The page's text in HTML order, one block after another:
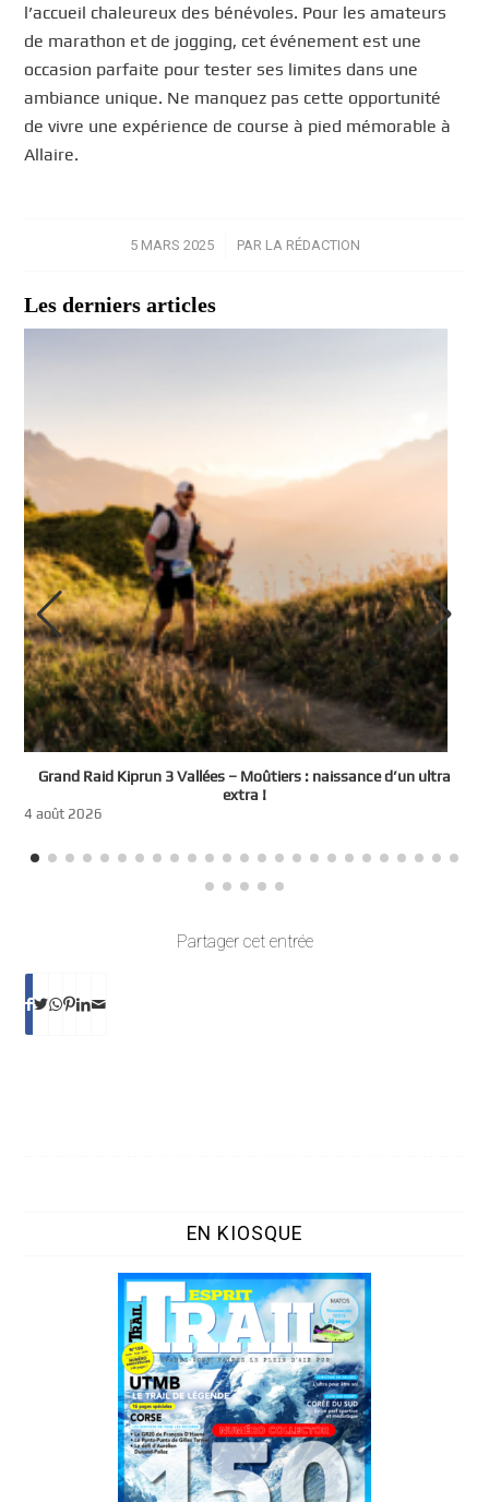
l’accueil chaleureux des bénévoles. Pour les amateurs
de marathon et de jogging, cet événement est une
occasion parfaite pour tester ses limites dans une
ambiance unique. Ne manquez pas cette opportunité
de vivre une expérience de course à pied mémorable à
Allaire.
5 MARS 2025
/ PAR LA RÉDACTION
Les derniers articles
Grand Raid Kiprun 3 Vallées – Moûtiers : naissance d’un ultra
extra !
4 août 2026
Partager cet entrée
EN KIOSQUE